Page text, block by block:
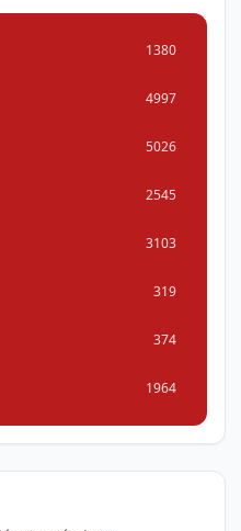
1380
4997
5026
2545
3103
319
374
1964